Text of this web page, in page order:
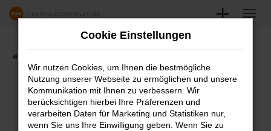
Zum
FAHRZEUGSHOWROOM
Cookie Einstellungen
Wir nutzen Cookies, um Ihnen die bestmögliche
Nutzung unserer Webseite zu ermöglichen und unsere
Kommunikation mit Ihnen zu verbessern. Wir
berücksichtigen hierbei Ihre Präferenzen und
verarbeiten Daten für Marketing und Statistiken nur,
wenn Sie uns Ihre Einwilligung geben. Wenn Sie zu